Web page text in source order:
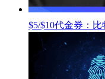
$5/$10代金券：